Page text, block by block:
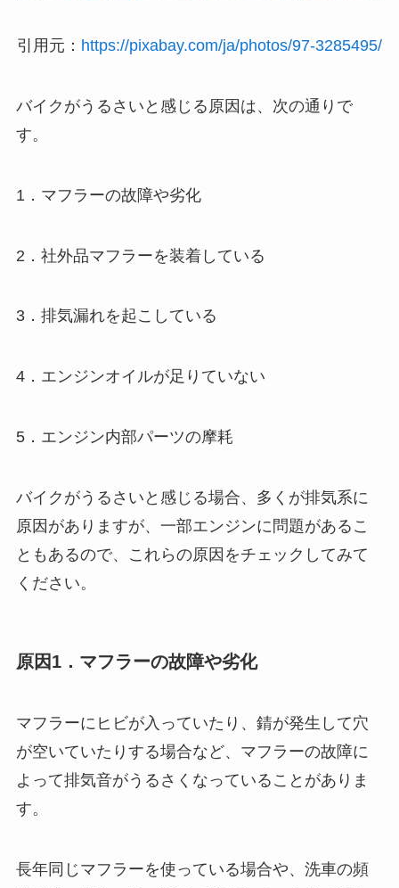
引用元： https://pixabay.com/ja/photos/97-3285495/
バイクがうるさいと感じる原因は、次の通りで
す。
1．マフラーの故障や劣化
2．社外品マフラーを装着している
3．排気漏れを起こしている
4．エンジンオイルが足りていない
5．エンジン内部パーツの摩耗
バイクがうるさいと感じる場合、多くが排気系に
原因がありますが、一部エンジンに問題があるこ
ともあるので、これらの原因をチェックしてみて
ください。
原因1．マフラーの故障や劣化
マフラーにヒビが入っていたり、錆が発生して穴
が空いていたりする場合など、マフラーの故障に
よって排気音がうるさくなっていることがありま
す。
長年同じマフラーを使っている場合や、洗車の頻